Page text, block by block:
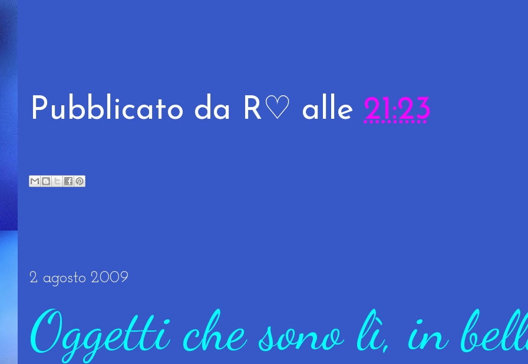
Pubblicato da R♡ alle 21:23
2 agosto 2009
Oggetti che sono lì, in